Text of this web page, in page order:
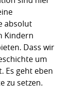
absolut
Kindern
Dass wir
um
Es geht eben
zu setzen.